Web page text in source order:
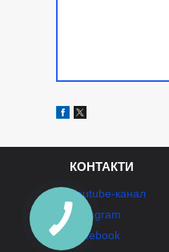
КОНТАКТИ
Youtube-канал
Instagram
Facebook